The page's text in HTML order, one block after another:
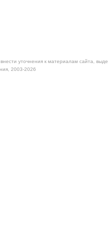
уточнения к материалам сайта,
2003-2026